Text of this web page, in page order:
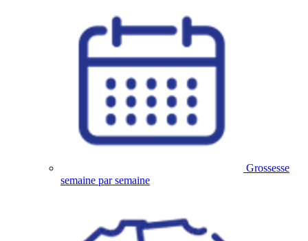
Grossesse
semaine par semaine